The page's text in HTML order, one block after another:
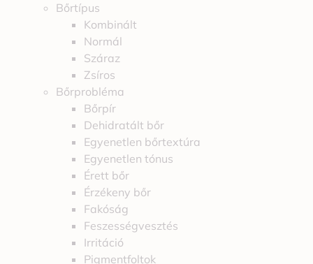
Bőrtípus
Kombinált
Normál
Száraz
Zsíros
Bőrprobléma
Bőrpír
Dehidratált bőr
Egyenetlen bőrtextúra
Egyenetlen tónus
Érett bőr
Érzékeny bőr
Fakóság
Feszességvesztés
Irritáció
Pigmentfoltok